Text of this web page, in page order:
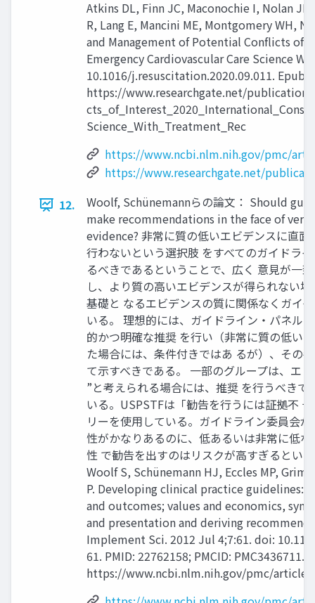
Atkins DL, Finn JC, Maconochie I, Nolan
R, Lang E, Mancini ME, Montgomery WH,
and Management of Potential Conflicts of
Emergency Cardiovascular Care Science
10.1016/j.resuscitation.2020.09.011. Epub
https://www.researchgate.net/publication/
Science_With_Treatment_Rec
https://www.ncbi.nlm.nih.gov/pmc/
https://www.researchgate.net/
12.
Woolf, Schünemannらの論文： Should
make recommendations in the face of
evidence? 非常に質の低いエビデンスに直面
行わないという選択肢 をすべてのガイドラ
るべきであるということで、広く 意見が一
し、より質の高いエビデンスが得られない
基礎と なるエビデンスの質に関係なくガイ
いる。 理想的には、ガイドライン・パネル
的かつ明確な推奨 を行い（非常に質の低い
た場合には、条件付きではあ るが）、その
て示すべきである。 一部のグループは、エ
”と考えられる場合には、推奨 を行うべきで
いる。USPSTFは「勧告を行うには証拠不
リーを使用している。ガイドライン委員会
性がかなりあるのに、低あるいは非常に低
性 で勧告を出すのはリスクが高すぎるとい
Woolf S, Schünemann HJ, Eccles MP,
P. Developing clinical practice guidelines:
and outcomes; values and economics,
and presentation and deriving
Implement Sci. 2012 Jul 4;7:61. doi:
61. PMID: 22762158; PMCID: PMC3436711.
https://www.ncbi.nlm.nih.gov/pmc/